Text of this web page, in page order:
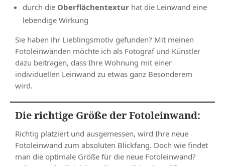
durch die Oberflächentextur hat die Leinwand eine
lebendige Wirkung
Sie haben ihr Lieblingsmotiv gefunden? Mit meinen
Fotoleinwänden möchte ich als Fotograf und Künstler
dazu beitragen, dass Ihre Wohnung mit einer
individuellen Leinwand zu etwas ganz Besonderem
wird.
Die richtige Größe der Fotoleinwand:
Richtig platziert und ausgemessen, wird Ihre neue
Fotoleinwand zum absoluten Blickfang. Doch wie findet
man die optimale Größe für die neue Fotoleinwand?